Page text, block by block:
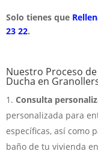
Solo tienes que
23 22.
Nuestro Proceso
Ducha en
Consulta
personalizada para
específicas, así como
baño de tu vivienda